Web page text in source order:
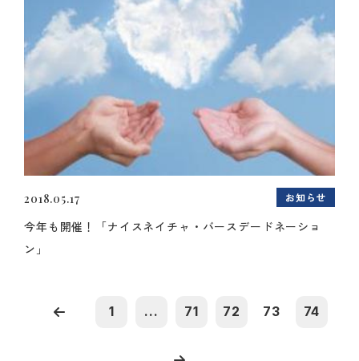
2018.05.17 お知らせ
今年も開催！「ナイスネイチャ・バースデードネーショ
ン」
1 ... 71 72 73 74